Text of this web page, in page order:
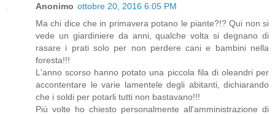
Anonimo ottobre 20, 2016 6:05 PM
Ma chi dice che in primavera potano le piante?!? Qui non si
vede un giardiniere da anni, qualche volta si degnano di
rasare i prati solo per non perdere cani e bambini nella
foresta!!!
L'anno scorso hanno potato una piccola fila di oleandri per
accontentare le varie lamentele degli abitanti, dichiarando
che i soldi per potarli tutti non bastavano!!!
Più volte ho chiesto personalmente all'amministrazione di